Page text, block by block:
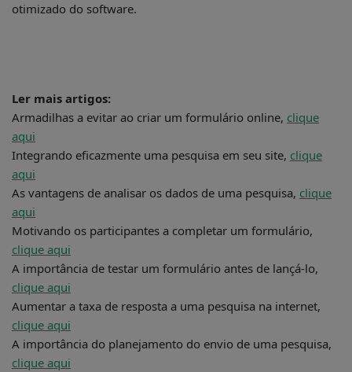
otimizado do software.
Ler mais artigos:
Armadilhas a evitar ao criar um formulário online, clique
aqui
Integrando eficazmente uma pesquisa em seu site, clique
aqui
As vantagens de analisar os dados de uma pesquisa, clique
aqui
Motivando os participantes a completar um formulário,
clique aqui
A importância de testar um formulário antes de lançá-lo,
clique aqui
Aumentar a taxa de resposta a uma pesquisa na internet,
clique aqui
A importância do planejamento do envio de uma pesquisa,
clique aqui